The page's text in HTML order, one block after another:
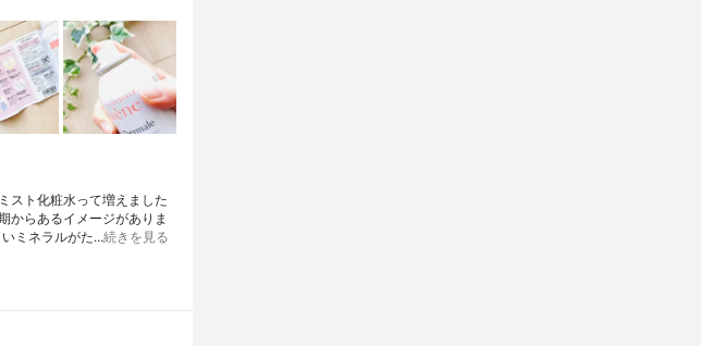
スト化粧水って増えました
からあるイメージがありま
いミネラルがた…続きを見る